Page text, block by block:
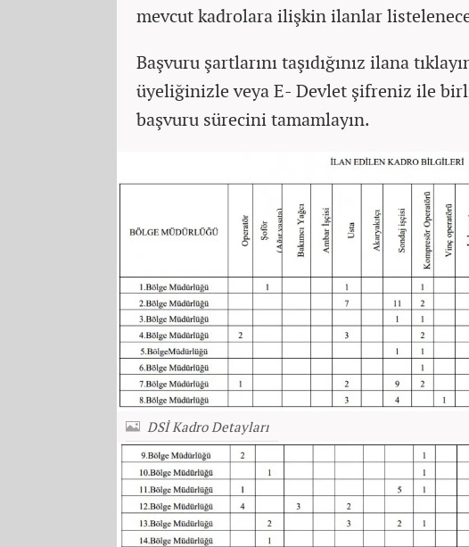
mevcut kadrolara ilişkin ilanlar
Başvuru şartlarını taşıdığınız ilana
üyeliğinizle veya E- Devlet şifreniz ile
başvuru sürecini tamamlayın.
DSİ Kadro Detayları